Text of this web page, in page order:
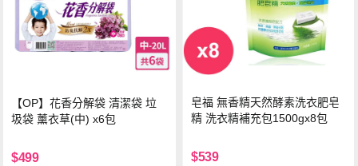
【OP】花香分解袋 清潔袋 垃
圾袋 薰衣草(中) x6包
$499
皂福 無香精天然酵素洗衣肥皂
精 洗衣精補充包1500gx8包
$539